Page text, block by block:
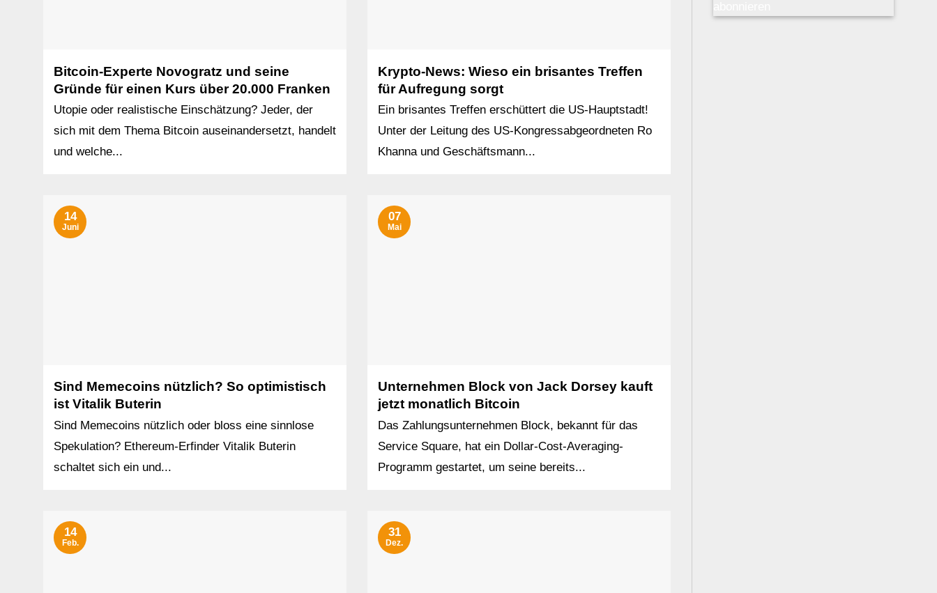
Bitcoin-Experte Novogratz und seine
Gründe für einen Kurs über 20.000 Franken
Utopie oder realistische Einschätzung? Jeder, der
sich mit dem Thema Bitcoin auseinandersetzt, handelt
und welche...
Krypto-News: Wieso ein brisantes Treffen
für Aufregung sorgt
Ein brisantes Treffen erschüttert die US-Hauptstadt!
Unter der Leitung des US-Kongressabgeordneten Ro
Khanna und Geschäftsmann...
Sind Memecoins nützlich? So optimistisch
ist Vitalik Buterin
Sind Memecoins nützlich oder bloss eine sinnlose
Spekulation? Ethereum-Erfinder Vitalik Buterin
schaltet sich ein und...
14
Juni
Unternehmen Block von Jack Dorsey kauft
jetzt monatlich Bitcoin
Das Zahlungsunternehmen Block, bekannt für das
Service Square, hat ein Dollar-Cost-Averaging-
Programm gestartet, um seine bereits...
07
Mai
14
Feb.
31
Dez.